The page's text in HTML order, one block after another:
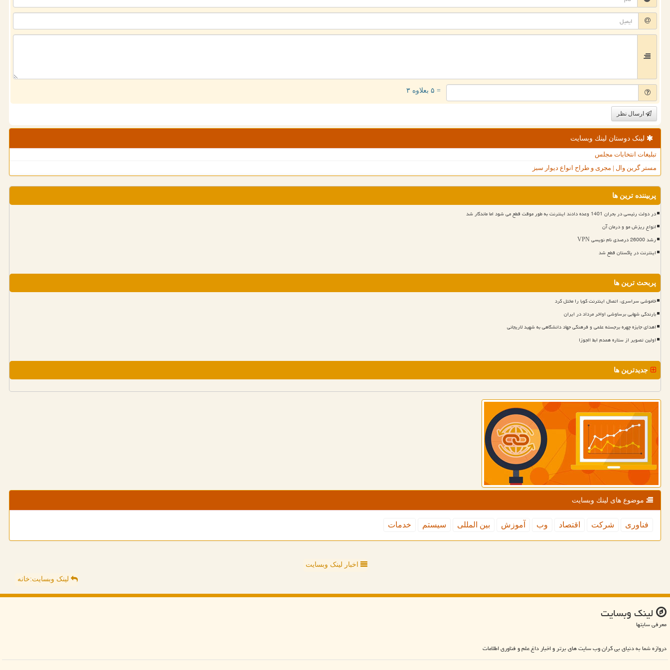
= ۵ بعلاوه ۳
ارسال نظر
لینک دوستان لینك وبسایت
تبلیغات انتخابات مجلس
مستر گرین وال | مجری و طراح انواع دیوار سبز
پربیننده ترین ها
در دولت رئیسی در بحران 1401 وعده دادند اینترنت به طور موقت قطع می شود اما ماندگار شد
انواع ریزش مو و درمان آن
رشد 26000 درصدی نام نویسی VPN
اینترنت در پاکستان قطع شد
پربحث ترین ها
خاموشی سراسری، اتصال اینترنت کوبا را مختل کرد
بارندگی شهابی برساوشی اواخر مرداد در ایران
اهدای جایزه چهره برجسته علمی و فرهنگی جهاد دانشگاهی به شهید لاریجانی
اولین تصویر از ستاره همدم ابط الجوزا
جدیدترین ها
موضوع های لینك وبسایت
فناوری شركت اقتصاد وب آموزش بین المللی سیستم خدمات
اخبار لینک وبسایت
لینک وبسایت:خانه
لینك وبسایت
معرفی سایتها
دروازه شما به دنیای بی کران وب سایت های برتر و اخبار داغ علم و فناوری اطلاعات